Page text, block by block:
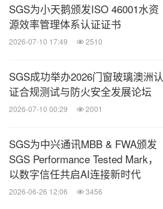
SGS为小天鹅颁发ISO 46001水资
源效率管理体系认证证书
2026-07-10 17:49 2510
SGS成功举办2026门窗玻璃澳洲认
证合规测试与防火安全发展论坛
2026-07-10 00:29 2001
SGS为中兴通讯MBB & FWA颁发
SGS Performance Tested Mark，
以数字信任共启AI连接新时代
2026-06-26 12:06 3456